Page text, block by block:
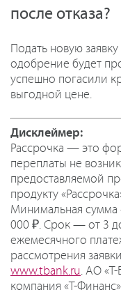
после отказа?
Подать новую
одобрение будет
успешно погасили
выгодной цене.
Дисклеймер:
Рассрочка — это
переплаты не
предоставляемой
продукту
Минимальная
000 ₽. Срок — от 3
ежемесячного
рассмотрения
www.tbank.ru. АО
компания «Т-